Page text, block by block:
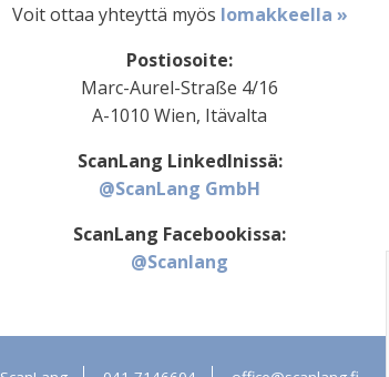
Voit ottaa yhteyttä myös lomakkeella »
Postiosoite:
Marc-Aurel-Straße 4/16
A-1010 Wien, Itävalta
ScanLang LinkedInissä:
@ScanLang GmbH
ScanLang Facebookissa:
@Scanlang